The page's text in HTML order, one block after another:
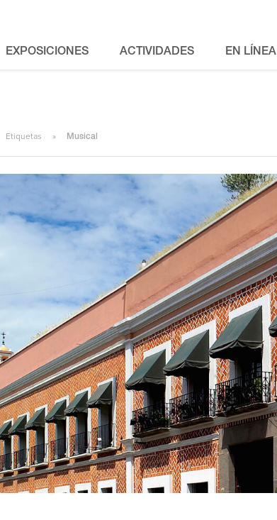
EXPOSICIONES ACTIVIDADES EN LÍNEA
Etiquetas Musical